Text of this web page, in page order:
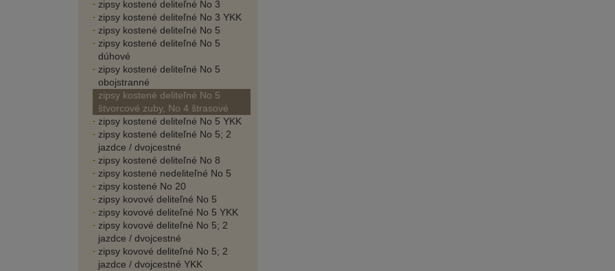
zipsy kostené deliteľné No 3
zipsy kostené deliteľné No 3 YKK
zipsy kostené deliteľné No 5
zipsy kostené deliteľné No 5
dúhové
zipsy kostené deliteľné No 5
obojstranné
zipsy kostené deliteľné No 5
štvorcové zuby, No 4 štrasové
zipsy kostené deliteľné No 5 YKK
zipsy kostené deliteľné No 5; 2
jazdce / dvojcestné
zipsy kostené deliteľné No 8
zipsy kostené nedeliteľné No 5
zipsy kostené No 20
zipsy kovové deliteľné No 5
zipsy kovové deliteľné No 5 YKK
zipsy kovové deliteľné No 5; 2
jazdce / dvojcestné
zipsy kovové deliteľné No 5; 2
jazdce / dvojcestné YKK